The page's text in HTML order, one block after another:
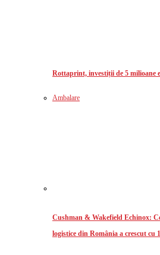
Rottaprint, investiții de 5 milioane
Ambalare
Cushman & Wakefield Echinox:
logistice din România a crescut cu